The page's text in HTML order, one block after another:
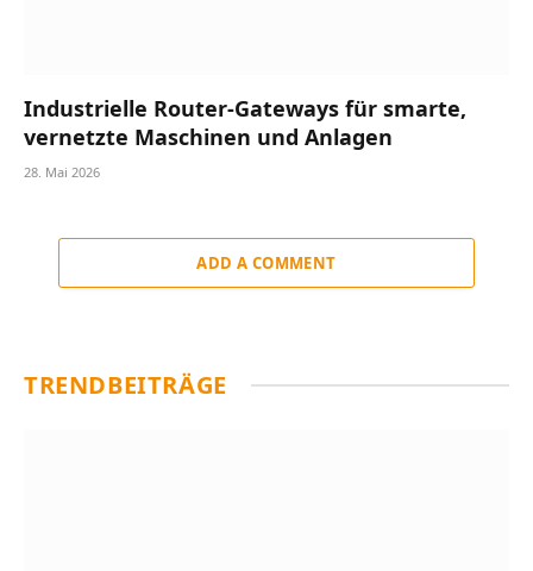
Industrielle Router-Gateways für smarte,
vernetzte Maschinen und Anlagen
28. Mai 2026
ADD A COMMENT
TRENDBEITRÄGE